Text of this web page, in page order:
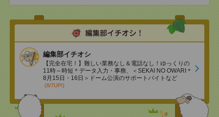
編集部イチオシ
【完全在宅！】難しい業務なし＆電話なし！ゆっくりの
11時～時短＊データ入力・事務、＜SEKAI NO OWARI＊
8月15日・16日＞ドーム公演のサポートバイトなど
(8/7UP!)